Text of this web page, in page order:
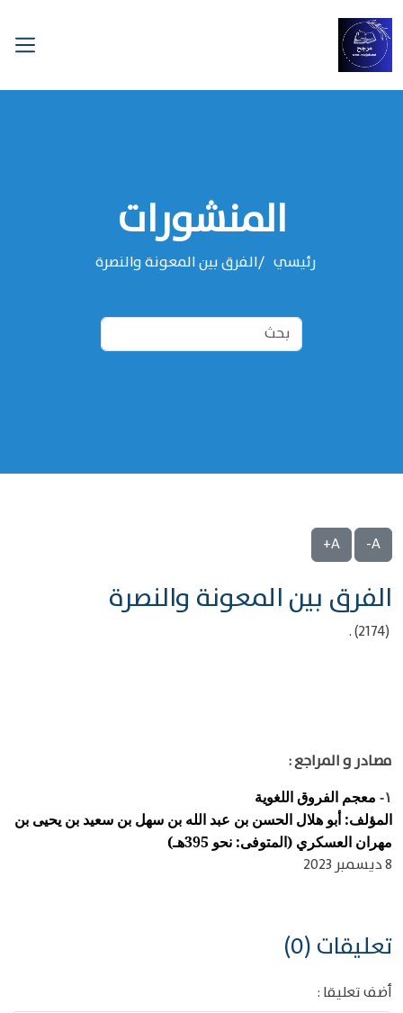
المنشورات
رئيسي الفرق بين المعونة والنصرة
A-
A+
الفرق بين المعونة والنصرة
(2174) .
مصادر و المراجع :
١-
معجم الفروق اللغوية
المؤلف: أبو هلال الحسن بن عبد الله بن سهل بن سعيد بن يحيى بن
مهران العسكري (المتوفى: نحو 395هـ)
8 ديسمبر 2023
تعليقات (0)
أضف تعليقا :